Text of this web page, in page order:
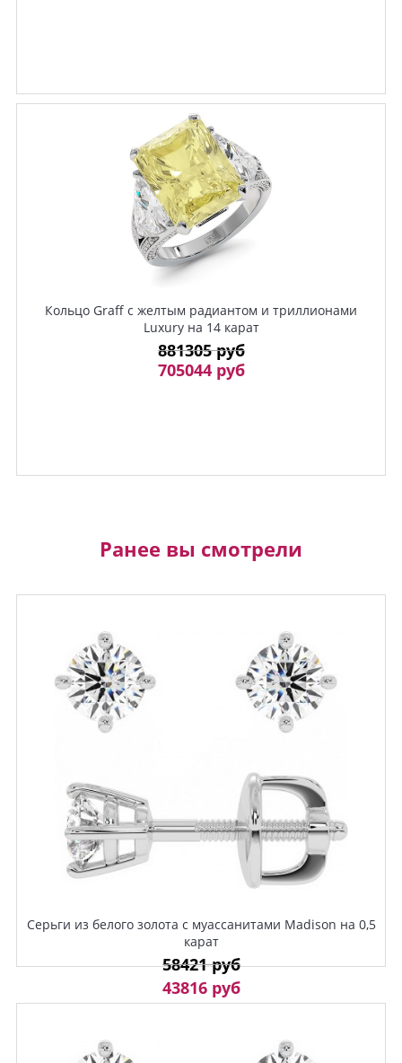
Кольцо Graff с желтым радиантом и триллионами
Luxury на 14 карат
881305 руб
705044 руб
Ранее вы смотрели
Серьги из белого золота с муассанитами Madison на 0,5
карат
58421 руб
43816 руб